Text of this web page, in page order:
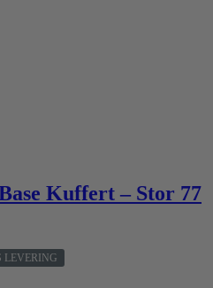
Kuffert – Stor 77
LEVERING